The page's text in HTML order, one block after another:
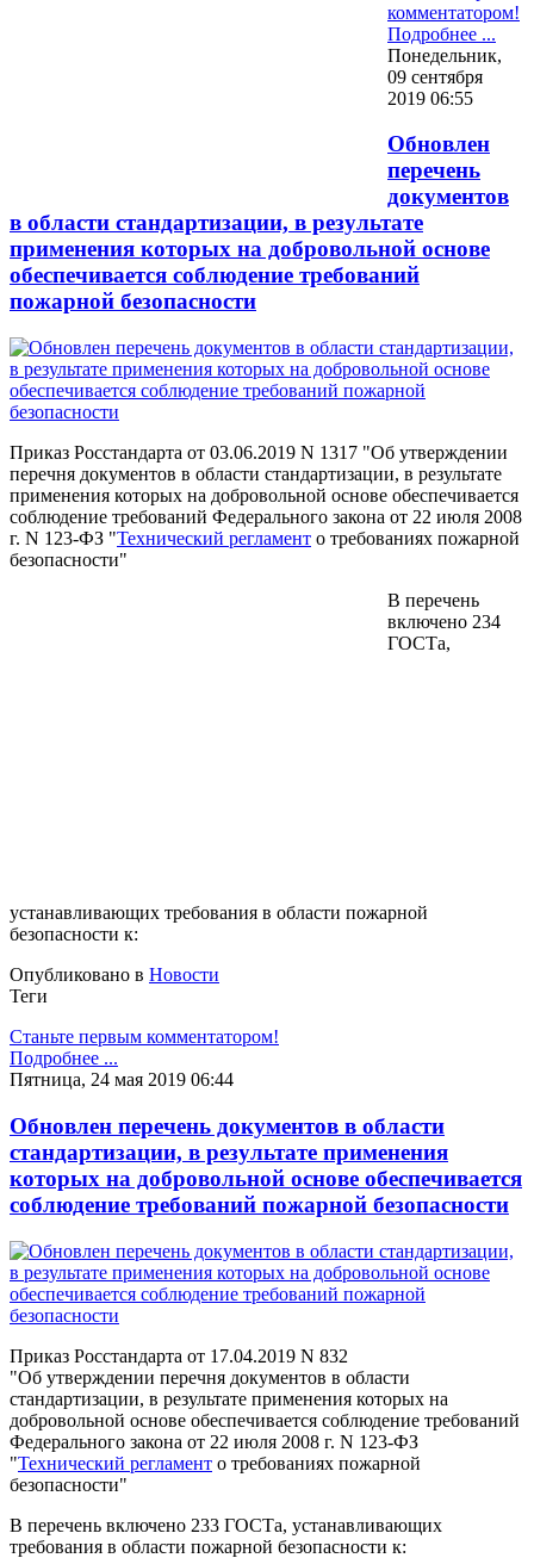
комментатором!
Подробнее ...
Понедельник,
09 сентября
2019 06:55
Обновлен
перечень
документов
в области стандартизации, в результате
применения которых на добровольной основе
обеспечивается соблюдение требований
пожарной безопасности
Приказ Росстандарта от 03.06.2019 N 1317 "Об утверждении
перечня документов в области стандартизации, в результате
применения которых на добровольной основе обеспечивается
соблюдение требований Федерального закона от 22 июля 2008
г. N 123-ФЗ "Технический регламент о требованиях пожарной
безопасности"
В перечень
включено 234
ГОСТа,
устанавливающих требования в области пожарной
безопасности к:
Опубликовано в Новости
Теги
Станьте первым комментатором!
Подробнее ...
Пятница, 24 мая 2019 06:44
Обновлен перечень документов в области
стандартизации, в результате применения
которых на добровольной основе обеспечивается
соблюдение требований пожарной безопасности
Приказ Росстандарта от 17.04.2019 N 832
"Об утверждении перечня документов в области
стандартизации, в результате применения которых на
добровольной основе обеспечивается соблюдение требований
Федерального закона от 22 июля 2008 г. N 123-ФЗ
"Технический регламент о требованиях пожарной
безопасности"
В перечень включено 233 ГОСТа, устанавливающих
требования в области пожарной безопасности к: